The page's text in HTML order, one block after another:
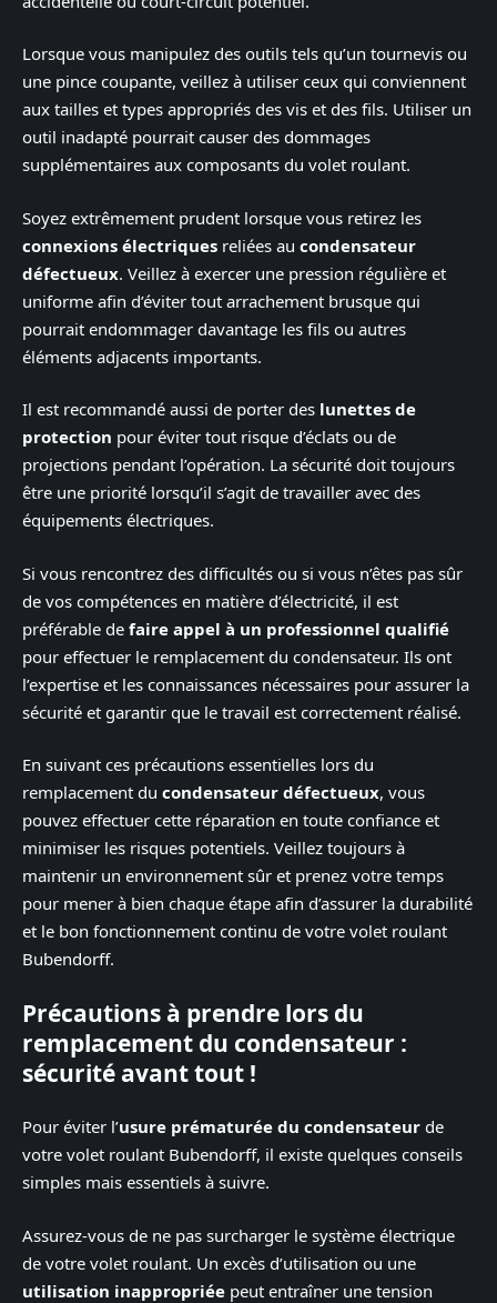
Lorsque vous manipulez des outils tels qu’un tournevis ou
une pince coupante, veillez à utiliser ceux qui conviennent
aux tailles et types appropriés des vis et des fils. Utiliser un
outil inadapté pourrait causer des dommages
supplémentaires aux composants du volet roulant.
Soyez extrêmement prudent lorsque vous retirez les
connexions électriques reliées au condensateur
défectueux. Veillez à exercer une pression régulière et
uniforme afin d’éviter tout arrachement brusque qui
pourrait endommager davantage les fils ou autres
éléments adjacents importants.
Il est recommandé aussi de porter des lunettes de
protection pour éviter tout risque d’éclats ou de
projections pendant l’opération. La sécurité doit toujours
être une priorité lorsqu’il s’agit de travailler avec des
équipements électriques.
Si vous rencontrez des difficultés ou si vous n’êtes pas sûr
de vos compétences en matière d’électricité, il est
préférable de faire appel à un professionnel qualifié
pour effectuer le remplacement du condensateur. Ils ont
l’expertise et les connaissances nécessaires pour assurer la
sécurité et garantir que le travail est correctement réalisé.
En suivant ces précautions essentielles lors du
remplacement du condensateur défectueux, vous
pouvez effectuer cette réparation en toute confiance et
minimiser les risques potentiels. Veillez toujours à
maintenir un environnement sûr et prenez votre temps
pour mener à bien chaque étape afin d’assurer la durabilité
et le bon fonctionnement continu de votre volet roulant
Bubendorff.
Précautions à prendre lors du
remplacement du condensateur :
sécurité avant tout !
Pour éviter l’usure prématurée du condensateur de
votre volet roulant Bubendorff, il existe quelques conseils
simples mais essentiels à suivre.
Assurez-vous de ne pas surcharger le système électrique
de votre volet roulant. Un excès d’utilisation ou une
utilisation inappropriée peut entraîner une tension